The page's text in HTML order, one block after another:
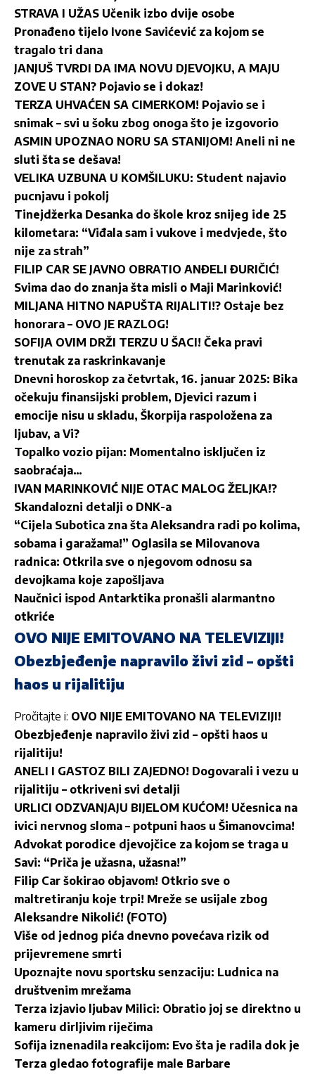
STRAVA I UŽAS Učenik izbo dvije osobe
Pronađeno tijelo Ivone Savićević za kojom se
tragalo tri dana
JANJUŠ TVRDI DA IMA NOVU DJEVOJKU, A MAJU
ZOVE U STAN? Pojavio se i dokaz!
TERZA UHVAĆEN SA CIMERKOM! Pojavio se i
snimak – svi u šoku zbog onoga što je izgovorio
ASMIN UPOZNAO NORU SA STANIJOM! Aneli ni ne
sluti šta se dešava!
VELIKA UZBUNA U KOMŠILUKU: Student najavio
pucnjavu i pokolj
Tinejdžerka Desanka do škole kroz snijeg ide 25
kilometara: “Viđala sam i vukove i medvjede, što
nije za strah”
FILIP CAR SE JAVNO OBRATIO ANĐELI ĐURIČIĆ!
Svima dao do znanja šta misli o Maji Marinković!
MILJANA HITNO NAPUŠTA RIJALITI!? Ostaje bez
honorara – OVO JE RAZLOG!
SOFIJA OVIM DRŽI TERZU U ŠACI! Čeka pravi
trenutak za raskrinkavanje
Dnevni horoskop za četvrtak, 16. januar 2025: Bika
očekuju finansijski problem, Djevici razum i
emocije nisu u skladu, Škorpija raspoložena za
ljubav, a Vi?
Topalko vozio pijan: Momentalno isključen iz
saobraćaja…
IVAN MARINKOVIĆ NIJE OTAC MALOG ŽELJKA!?
Skandalozni detalji o DNK-a
“Cijela Subotica zna šta Aleksandra radi po kolima,
sobama i garažama!” Oglasila se Milovanova
radnica: Otkrila sve o njegovom odnosu sa
devojkama koje zapošljava
Naučnici ispod Antarktika pronašli alarmantno
otkriće
OVO NIJE EMITOVANO NA TELEVIZIJI!
Obezbjeđenje napravilo živi zid – opšti
haos u rijalitiju
Pročitajte i: OVO NIJE EMITOVANO NA TELEVIZIJI!
Obezbjeđenje napravilo živi zid – opšti haos u
rijalitiju!
ANELI I GASTOZ BILI ZAJEDNO! Dogovarali i vezu u
rijalitiju – otkriveni svi detalji
URLICI ODZVANJAJU BIJELOM KUĆOM! Učesnica na
ivici nervnog sloma – potpuni haos u Šimanovcima!
Advokat porodice djevojčice za kojom se traga u
Savi: “Priča je užasna, užasna!”
Filip Car šokirao objavom! Otkrio sve o
maltretiranju koje trpi! Mreže se usijale zbog
Aleksandre Nikolić! (FOTO)
Više od jednog pića dnevno povećava rizik od
prijevremene smrti
Upoznajte novu sportsku senzaciju: Ludnica na
društvenim mrežama
Terza izjavio ljubav Milici: Obratio joj se direktno u
kameru dirljivim riječima
Sofija iznenadila reakcijom: Evo šta je radila dok je
Terza gledao fotografije male Barbare